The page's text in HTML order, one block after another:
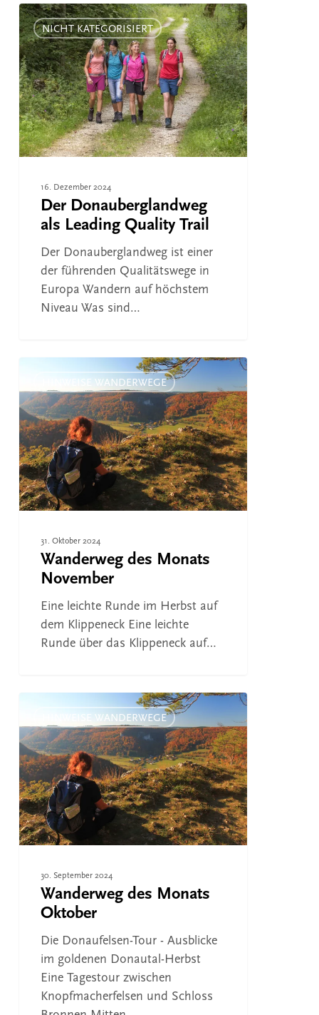
Der
Donauberglandweg
als
Leading
Quality
Trail
NICHT KATEGORISIERT
16. Dezember 2024
Der Donauberglandweg
als Leading Quality Trail
Der Donauberglandweg ist einer
der führenden Qualitätswege in
Europa Wandern auf höchstem
Niveau Was sind…
Monats
November
HINWEISE WANDERWEGE
31. Oktober 2024
Wanderweg des Monats
November
Eine leichte Runde im Herbst auf
dem Klippeneck Eine leichte
Runde über das Klippeneck auf…
Monats
Oktober
HINWEISE WANDERWEGE
30. September 2024
Wanderweg des Monats
Oktober
Die Donaufelsen-Tour - Ausblicke
im goldenen Donautal-Herbst
Eine Tagestour zwischen
Knopfmacherfelsen und Schloss